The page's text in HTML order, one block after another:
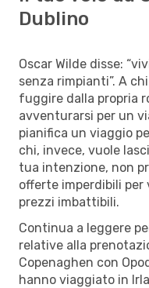
Dublino
Oscar Wilde disse:
senza rimpianti”. A
fuggire dalla propria
avventurarsi per un
pianifica un viaggio
chi, invece, vuole
tua intenzione, non
offerte imperdibili per
prezzi imbattibili.
Continua a leggere
relative alla
Copenaghen con
hanno viaggiato in